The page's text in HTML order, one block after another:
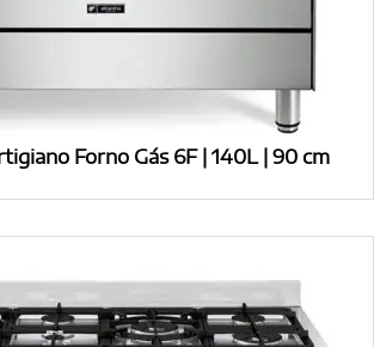
Forno Gás 6F | 140L | 90 cm